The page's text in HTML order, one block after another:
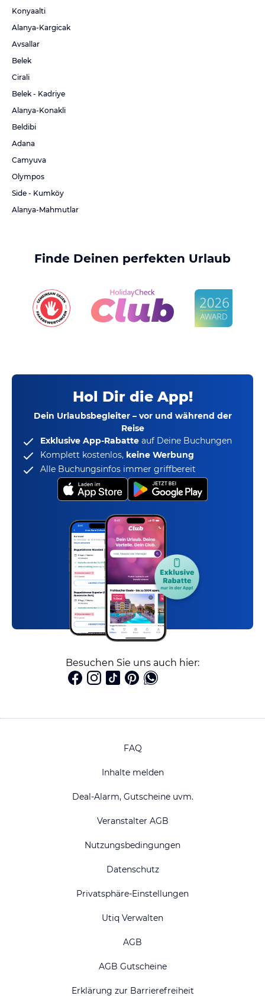
Konyaalti
Alanya-Kargicak
Avsallar
Belek
Cirali
Belek - Kadriye
Alanya-Konakli
Beldibi
Adana
Camyuva
Olympos
Side - Kumköy
Alanya-Mahmutlar
Finde Deinen perfekten Urlaub
Hol Dir die App!
Dein Urlaubsbegleiter – vor und während der
Reise
Exklusive App-Rabatte auf Deine Buchungen
Komplett kostenlos, keine Werbung
Alle Buchungsinfos immer griffbereit
Besuchen Sie uns auch hier:
FAQ
Inhalte melden
Deal-Alarm, Gutscheine uvm.
Veranstalter AGB
Nutzungsbedingungen
Datenschutz
Privatsphäre-Einstellungen
Utiq Verwalten
AGB
AGB Gutscheine
Erklärung zur Barrierefreiheit